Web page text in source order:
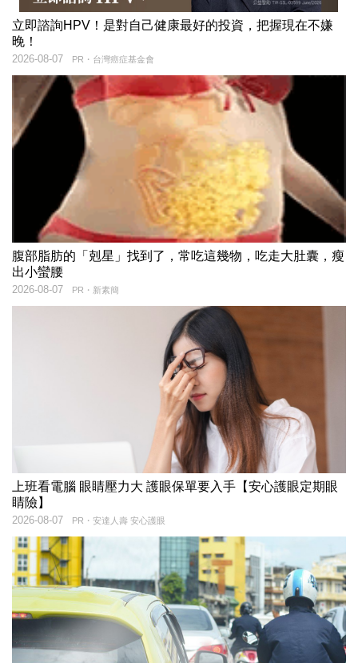
立即諮詢HPV！是對自己健康最好的投資，把握現在不嫌
晚！
PR・台灣癌症基金會
2026-08-07
腹部脂肪的「剋星」找到了，常吃這幾物，吃走大肚囊，瘦
出小蠻腰
PR・新素簡
2026-08-07
上班看電腦 眼睛壓力大 護眼保單要入手【安心護眼定期眼
睛險】
PR・安達人壽 安心護眼
2026-08-07